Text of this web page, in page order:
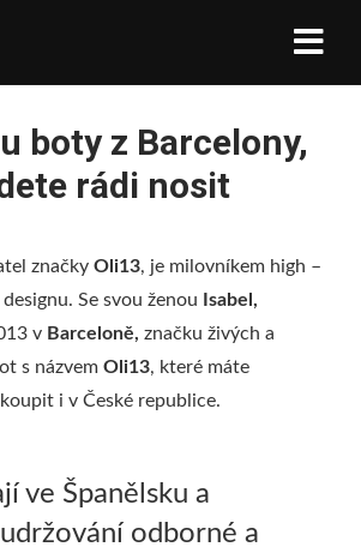
boty z Barcelony,
rádi nosit
značky Oli13, je milovníkem high –
Se svou ženou Isabel,
v Barceloně, značku živých a
s názvem Oli13, které máte
i v České republice.
ve Španělsku a
odborné a